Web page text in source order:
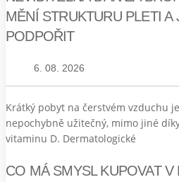
MĚNÍ STRUKTURU PLETI A
PODPOŘIT
6. 08. 2026
Krátký pobyt na čerstvém vzduchu
nepochybně užitečný, mimo jiné
vitaminu D. Dermatologické
CO MÁ SMYSL KUPOVAT V